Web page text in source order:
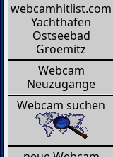
webcamhitlist.com
Yachthafen
Ostseebad
Groemitz
Webcam
Neuzugänge
Webcam suchen